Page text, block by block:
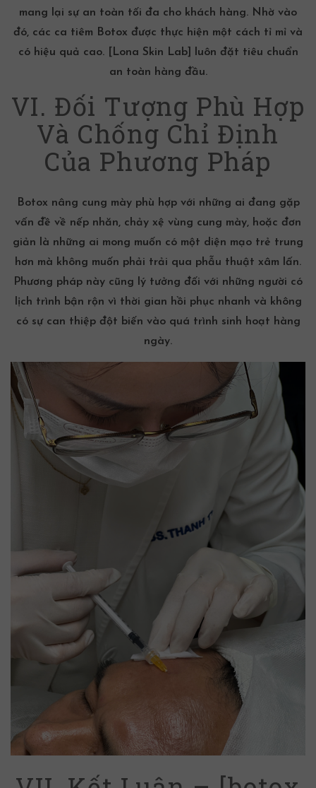
mang lại sự an toàn tối đa cho khách hàng. Nhờ vào
đó, các ca tiêm Botox được thực hiện một cách tỉ mỉ và
có hiệu quả cao.
[Lona Skin Lab]
luôn đặt tiêu chuẩn
an toàn hàng đầu.
VI. Đối Tượng Phù Hợp
Và Chống Chỉ Định
Của Phương Pháp
Botox nâng cung mày phù hợp với những ai đang gặp
vấn đề về nếp nhăn, chảy xệ vùng cung mày, hoặc đơn
giản là những ai mong muốn có một diện mạo trẻ trung
hơn mà không muốn phải trải qua phẫu thuật xâm lấn.
Phương pháp này cũng lý tưởng đối với những người có
lịch trình bận rộn vì thời gian hồi phục nhanh và không
có sự can thiệp đột biến vào quá trình sinh hoạt hàng
ngày.